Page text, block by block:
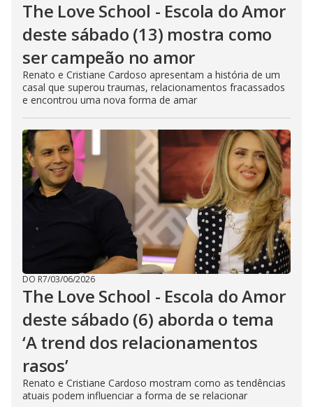
The Love School - Escola do Amor
deste sábado (13) mostra como
ser campeão no amor
Renato e Cristiane Cardoso apresentam a história de um
casal que superou traumas, relacionamentos fracassados
e encontrou uma nova forma de amar
DO R7/03/06/2026
The Love School - Escola do Amor
deste sábado (6) aborda o tema
‘A trend dos relacionamentos
rasos’
Renato e Cristiane Cardoso mostram como as tendências
atuais podem influenciar a forma de se relacionar